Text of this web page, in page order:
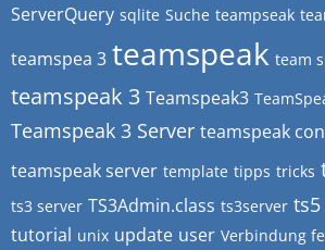
ServerQuery sqlite Suche teampseak
teamspea 3 teamspeak team
teamspeak 3 Teamspeak3
Teamspeak 3 Server teamspeak
teamspeak server template tipps tricks
ts3 server TS3Admin.class ts3server ts5
tutorial unix update user Verbindung